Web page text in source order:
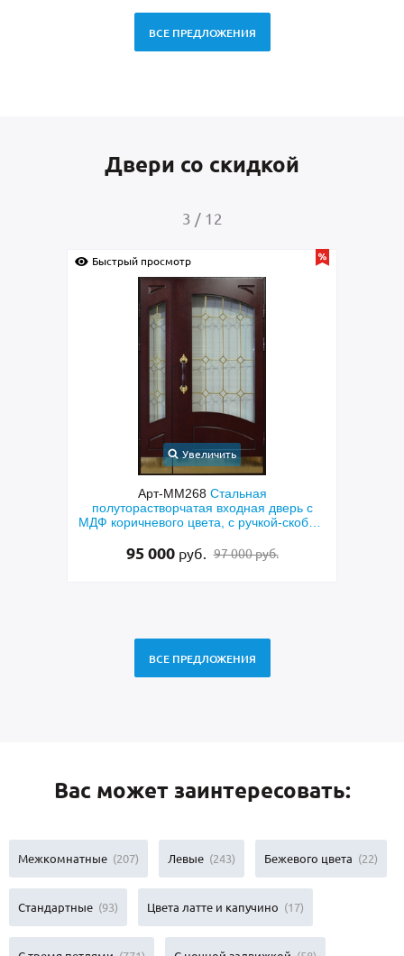
ВСЕ ПРЕДЛОЖЕНИЯ
Двери со скидкой
3 / 12
Быстрый просмотр
Увеличить
Арт-ММ268 Стальная
полуторастворчатая входная дверь с
МДФ коричневого цвета, с ручкой-скобой,
95 000 руб. 97 000 руб.
ВСЕ ПРЕДЛОЖЕНИЯ
Вас может заинтересовать:
Межкомнатные (207) Левые (243) Бежевого цвета (22)
Стандартные (93) Цвета латте и капучино (17)